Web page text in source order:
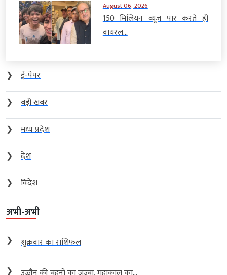
August 06, 2026
150 मिलियन व्यूज पार करते ही
वायरल...
❯
ई-पेपर
❯
बड़ी खबर
❯
मध्य प्रदेश
❯
देश
❯
विदेश
अभी-अभी
❯ शुक्रवार का राशिफल
❯